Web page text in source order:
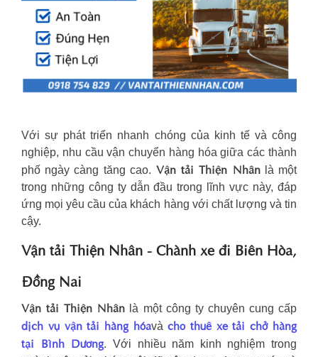
Với sự phát triển nhanh chóng của kinh tế và công
nghiệp, nhu cầu vận chuyển hàng hóa giữa các thành
phố ngày càng tăng cao. Vận tải Thiện Nhânlà một
trong những công ty dẫn đầu trong lĩnh vực này, đáp
ứng mọi yêu cầu của khách hàng với chất lượng và tin
cậy.
Vận tải Thiện Nhân - Chành xe đi Biên Hòa,
Đồng Nai
Vận tải Thiện Nhân là một công ty chuyên cung cấp
dịch vụ vận tải hàng hóavà cho thuê xe tải chở hàng
tại Bình Dương. Với nhiều năm kinh nghiệm trong